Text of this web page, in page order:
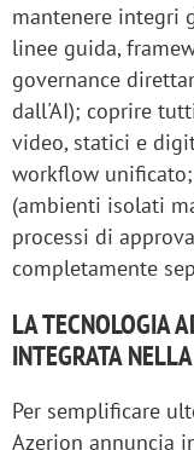
mantenere integri
linee guida,
governance
dall'AI); coprire
video, statici e
workflow
(ambienti isolati
processi di
completamente
LA TECNOLOGIA
INTEGRATA
Per semplificare
Azerion annuncia